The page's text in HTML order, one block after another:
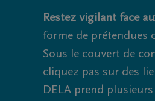
Restez vigilant face
forme de prétendues
Sous le couvert de
cliquez pas sur des
DELA prend